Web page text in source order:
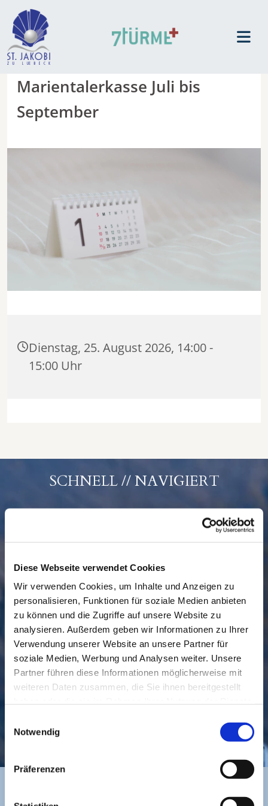
Diese Webseite verwendet Cookies
Wir verwenden Cookies, um Inhalte und Anzeigen zu
personalisieren, Funktionen für soziale Medien anbieten
zu können und die Zugriffe auf unsere Website zu
analysieren. Außerdem geben wir Informationen zu Ihrer
Verwendung unserer Website an unsere Partner für
soziale Medien, Werbung und Analysen weiter. Unsere
Partner führen diese Informationen möglicherweise mit
weiteren Daten zusammen, die Sie ihnen bereitgestellt
Notwendig
Präferenzen
Marientalerkasse Juli bis
September
Dienstag, 25. August 2026, 14:00 -
15:00 Uhr
SCHNELL // NAVIGIERT
GEMEINDE BESUCHEN